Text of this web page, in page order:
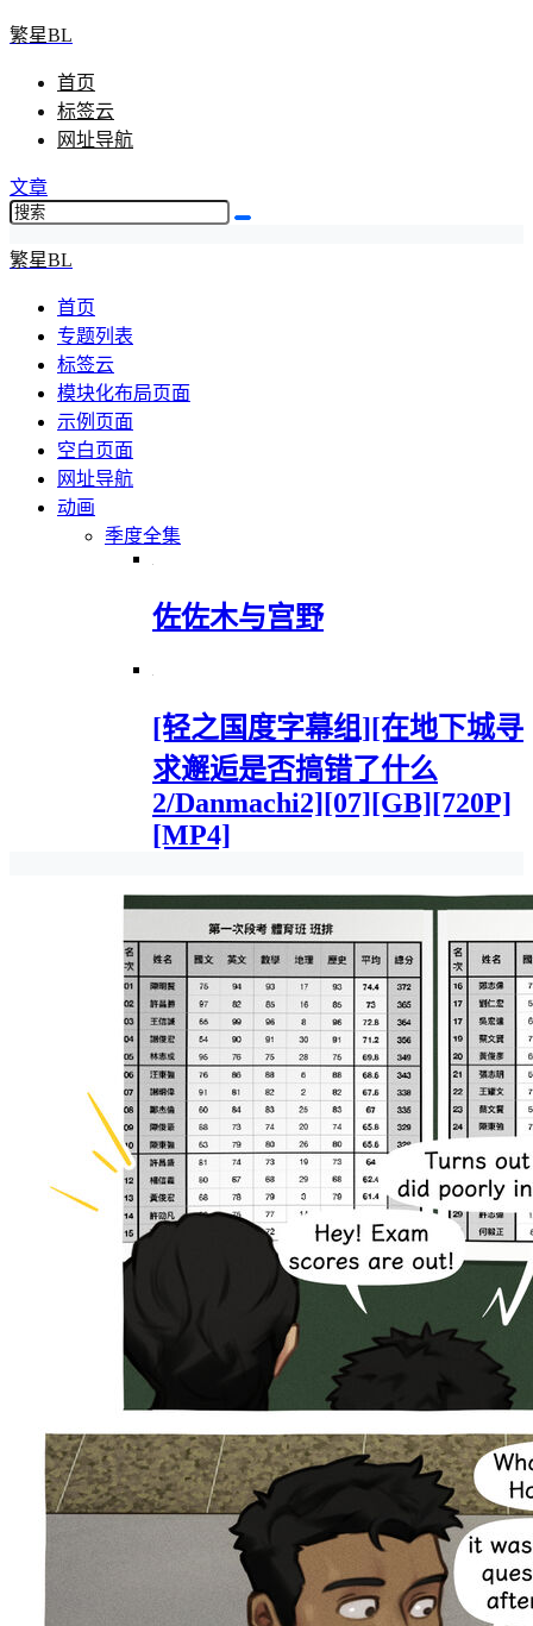
繁星BL
首页
标签云
网址导航
文章
繁星BL
首页
专题列表
标签云
模块化布局页面
示例页面
空白页面
网址导航
动画
季度全集
佐佐木与宫野
[轻之国度字幕组][在地下城寻
求邂逅是否搞错了什么
2/Danmachi2][07][GB][720P]
[MP4]